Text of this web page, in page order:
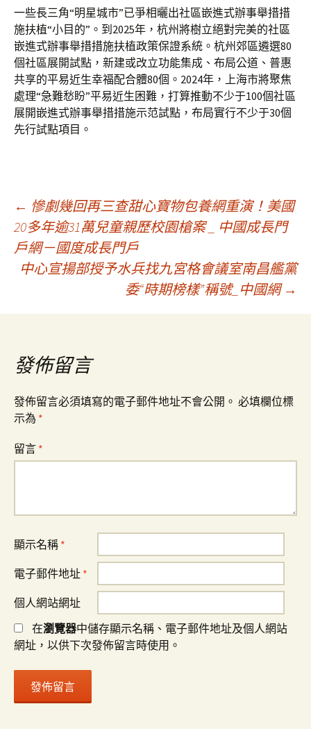
一些長三角“明星城市”已爭相曬出社區嵌進式辦事舉措措
施扶植“小目的”。到2025年，杭州將樹立絕對完美的社區
嵌進式辦事舉措措施扶植政策保證系統。杭州郊區遴選80
個社區展開試點，新建或改立功能集成、布局公道、普惠
共享的平易近生幸福配合體80個。2024年，上海市將聚焦
處理“急難愁盼”平易近生困難，打算推動不少于100個社區
展開嵌進式辦事舉措措施示范試點，布局實行不少于30個
先行試點項目。
文
章
導
覽
← 慘劇幾回再三查甜心寶物包養網重演！美國
20多年逾31萬兒童親歷校園槍案 _ 中國成長門
戶網－國度成長門戶
中心宣揚部授予水兵找九宮格會議室南昌艦黨
委“時期榜樣”稱號_中國網 →
發佈留言
發佈留言必須填寫的電子郵件地址不會公開。 必填欄位標
示為 *
留言 *
顯示名稱 *
電子郵件地址 *
個人網站網址
在瀏覽器中儲存顯示名稱、電子郵件地址及個人網站
網址，以供下次發佈留言時使用。